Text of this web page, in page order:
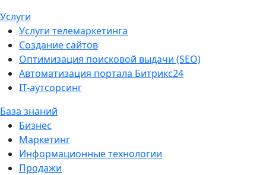
Услуги
Услуги телемаркетинга
Создание сайтов
Оптимизация поисковой выдачи (SEO)
Автоматизация портала Битрикс24
IT-аутсорсинг
База знаний
Бизнес
Маркетинг
Информационные технологии
Продажи